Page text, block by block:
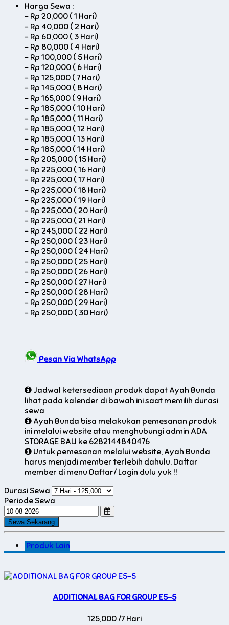
Harga Sewa :
- Rp 20,000 ( 1 Hari)
- Rp 40,000 ( 2 Hari)
- Rp 60,000 ( 3 Hari)
- Rp 80,000 ( 4 Hari)
- Rp 100,000 ( 5 Hari)
- Rp 120,000 ( 6 Hari)
- Rp 125,000 ( 7 Hari)
- Rp 145,000 ( 8 Hari)
- Rp 165,000 ( 9 Hari)
- Rp 185,000 ( 10 Hari)
- Rp 185,000 ( 11 Hari)
- Rp 185,000 ( 12 Hari)
- Rp 185,000 ( 13 Hari)
- Rp 185,000 ( 14 Hari)
- Rp 205,000 ( 15 Hari)
- Rp 225,000 ( 16 Hari)
- Rp 225,000 ( 17 Hari)
- Rp 225,000 ( 18 Hari)
- Rp 225,000 ( 19 Hari)
- Rp 225,000 ( 20 Hari)
- Rp 225,000 ( 21 Hari)
- Rp 245,000 ( 22 Hari)
- Rp 250,000 ( 23 Hari)
- Rp 250,000 ( 24 Hari)
- Rp 250,000 ( 25 Hari)
- Rp 250,000 ( 26 Hari)
- Rp 250,000 ( 27 Hari)
- Rp 250,000 ( 28 Hari)
- Rp 250,000 ( 29 Hari)
- Rp 250,000 ( 30 Hari)
Pesan Via WhatsApp
Jadwal ketersediaan produk dapat Ayah Bunda
lihat pada kalender di bawah ini saat memilih durasi
sewa
Ayah Bunda bisa melakukan pemesanan produk
ini melalui website atau menghubungi admin ADA
STORAGE BALI ke 6282144840476
Untuk pemesanan melalui website, Ayah Bunda
harus menjadi member terlebih dahulu. Daftar
member di menu Daftar/ Login dulu yuk !!
Durasi Sewa
Periode Sewa
Produk Lain
ADDITIONAL BAG FOR GROUP E5-5
125,000 /7 Hari